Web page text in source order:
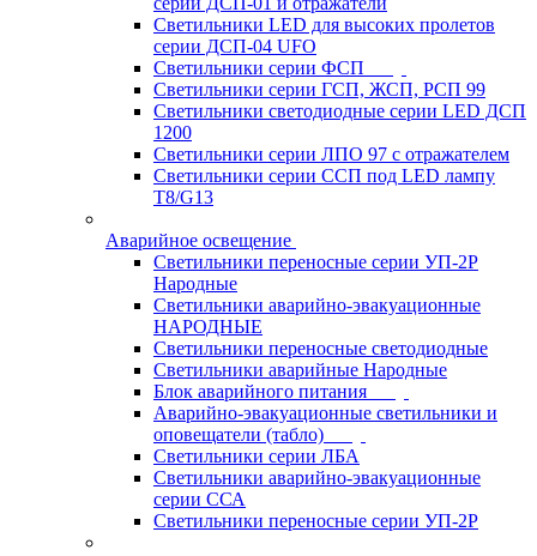
Светильники LED для высоких пролетов
серии ДСП-04 UFO
Светильники серии ФСП
Светильники серии ГСП, ЖСП, РСП 99
Светильники светодиодные серии LED ДСП
1200
Светильники серии ЛПО 97 с отражателем
Светильники серии ССП под LED лампу
T8/G13
Аварийное освещение
Светильники переносные серии УП-2Р
Народные
Светильники аварийно-эвакуационные
НАРОДНЫЕ
Светильники переносные светодиодные
Светильники аварийные Народные
Блок аварийного питания
Аварийно-эвакуационные светильники и
оповещатели (табло)
Светильники серии ЛБА
Светильники аварийно-эвакуационные
серии ССА
Светильники переносные серии УП-2Р